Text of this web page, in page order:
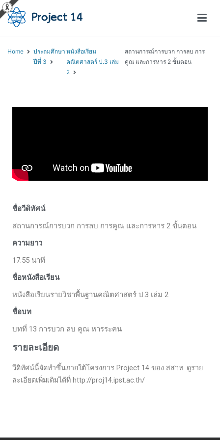
Home
ประถมศึกษา
ปีที่ 3
หนังสือเรียน
คณิตศาสตร์ ป.3 เล่ม
2
สถานการณ์การบวก การลบ การ
คูณ และการหาร 2 ขั้นตอน
ชื่อวีดิทัศน์
สถานการณ์การบวก การลบ การคูณ และการหาร 2 ขั้นตอน
ความยาว
17.55 นาที
ชื่อหนังสือเรียน
หนังสือเรียนรายวิชาพื้นฐานคณิตศาสตร์ ป.3 เล่ม 2
ชื่อบท
บทที่ 13 การบวก ลบ คูณ หารระคน
รายละเอียด
วีดิทัศน์นี้จัดทำขึ้นภายใต้โครงการ Project 14 ของ สสวท. ดูราย
ละเอียดเพิ่มเติมได้ที่ http://proj14.ipst.ac.th/